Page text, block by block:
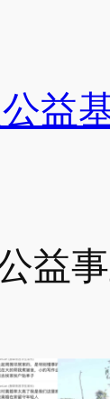
益
益